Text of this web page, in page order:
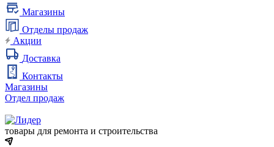
Магазины
Отделы продаж
Акции
Доставка
Контакты
Магазины
Отдел продаж
товары для ремонта и строительства